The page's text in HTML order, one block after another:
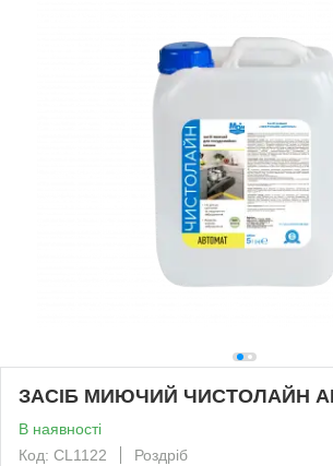
ЗАСІБ МИЮЧИЙ ЧИСТОЛАЙН
В наявності
Код: CL1122
Роздріб